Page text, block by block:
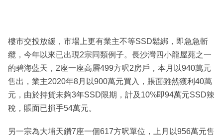
樓市交投放緩，市場上更有業主不等SSD鬆綁，即急急斬
纜，今年以來已出現2宗同類例子。長沙灣四小龍屋苑之一
的碧海藍天，2座一座高層499方呎2房戶，本月以940萬元
售出，業主2020年8月以900萬元買入，賬面雖然獲利40萬
元，由於持貨未夠3年SSD限期，計及10%即94萬元SSD辣
稅，賬面已損手54萬元。
另一宗為大埔天鑽7座一個617方呎單位，上月以956萬元售